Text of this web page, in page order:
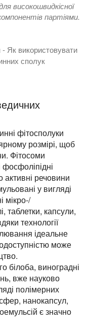
високошвидкісної
партіями.
- Як використовувати
сполук
фітосполуки
розмірі, щоб
Фітосоми
активні речовини
у вигляді
мікро-/
таблетки, капсули,
технології
ідеальне
може
білоба, виноградні
вже науково
полімерних
нанокапсул,
є значно